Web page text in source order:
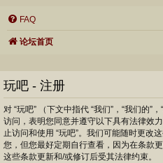
FAQ
论坛首页
玩吧 - 注册
对 “玩吧” （下文中指代 “我们”，“我们的”
访问，表明您同意并遵守以下具有法律效
止访问和使用 “玩吧”。我们可能随时更改
您，但您最好定期自行查看，因为在条款
这些条款更新和/或修订后受其法律约束。